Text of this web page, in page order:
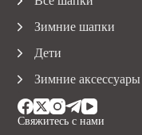
Свяжитесь с нами
Зимние шапки
Дети
Зимние аксессуары